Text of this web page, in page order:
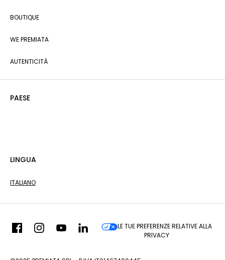
BOUTIQUE
WE PREMIATA
AUTENTICITÀ
PAESE
LINGUA
ITALIANO
LE TUE PREFERENZE RELATIVE ALLA
PRIVACY